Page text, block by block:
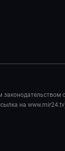
законодательством
на